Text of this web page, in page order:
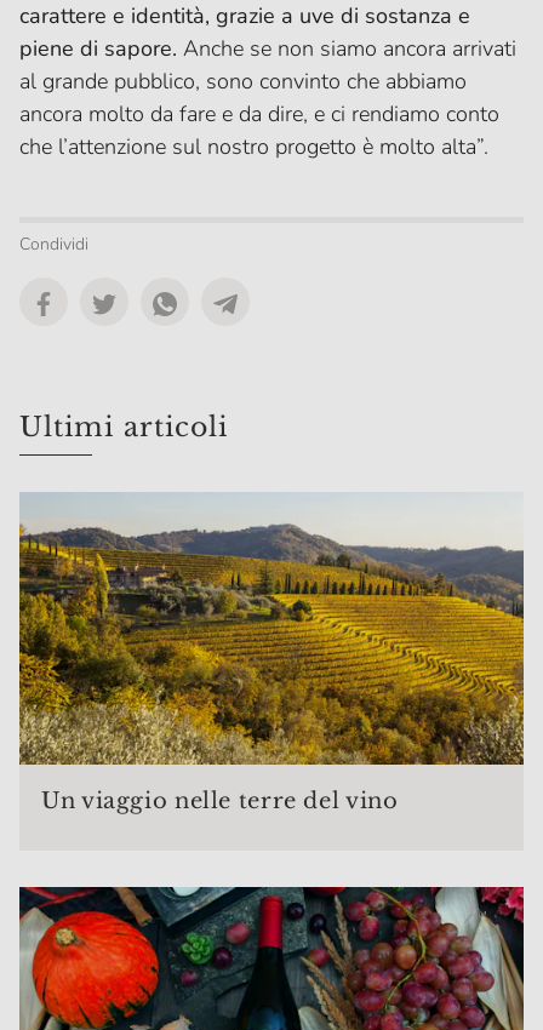
carattere e identità, grazie a uve di sostanza e
piene di sapore. Anche se non siamo ancora arrivati
al grande pubblico, sono convinto che abbiamo
ancora molto da fare e da dire, e ci rendiamo conto
che l’attenzione sul nostro progetto è molto alta”.
Condividi
Ultimi articoli
Un viaggio nelle terre del vino